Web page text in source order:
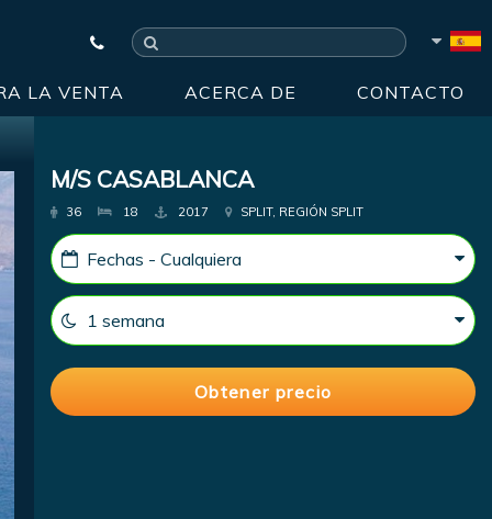
LA VENTA ACERCA DE CONTACTO
M/S CASABLANCA
36 18 2017 SPLIT, REGIÓN SPLIT